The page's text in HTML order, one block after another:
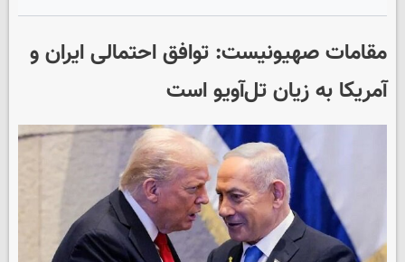
مقامات صهیونیست: توافق احتمالی ایران و
آمریکا به زیان تل‌آویو است